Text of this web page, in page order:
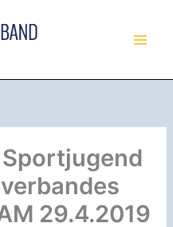
29.4.2019